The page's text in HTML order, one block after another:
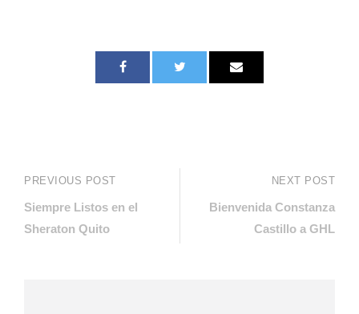
PREVIOUS POST
Siempre Listos en el
Sheraton Quito
NEXT POST
Bienvenida Constanza
Castillo a GHL